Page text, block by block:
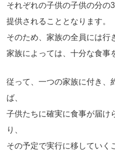
それぞれの子供の子供の分の
提供されることとなります。
そのため、家族の全員には行
家族によっては、十分な食事
従って、一つの家族に付き、
ば、
子供たちに確実に食事が届け
り、
その予定で実行に移していく